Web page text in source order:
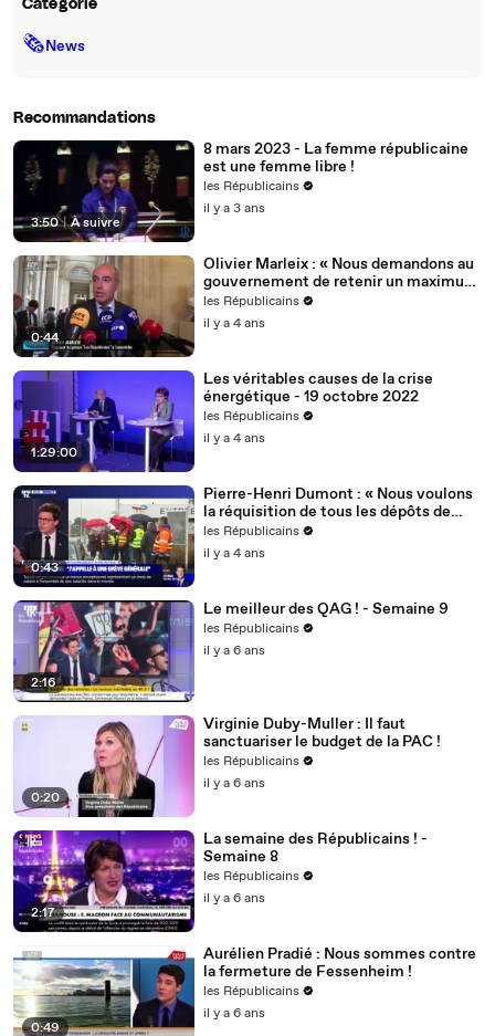
Catégorie
🗞News
Recommandations
3:50 | À suivre
8 mars 2023 - La femme républicaine
est une femme libre !
les Républicains
il y a 3 ans
0:44
Olivier Marleix : « Nous demandons au
gouvernement de retenir un maximum
de nos propositions. »
les Républicains
il y a 4 ans
1:29:00
Les véritables causes de la crise
énergétique - 19 octobre 2022
les Républicains
il y a 4 ans
0:43
Pierre-Henri Dumont : « Nous voulons
la réquisition de tous les dépôts de
carburant ! »
les Républicains
il y a 4 ans
2:16
Le meilleur des QAG ! - Semaine 9
les Républicains
il y a 6 ans
0:20
Virginie Duby-Muller : Il faut
sanctuariser le budget de la PAC !
les Républicains
il y a 6 ans
2:17
La semaine des Républicains ! -
Semaine 8
les Républicains
il y a 6 ans
0:49
Aurélien Pradié : Nous sommes contre
la fermeture de Fessenheim !
les Républicains
il y a 6 ans